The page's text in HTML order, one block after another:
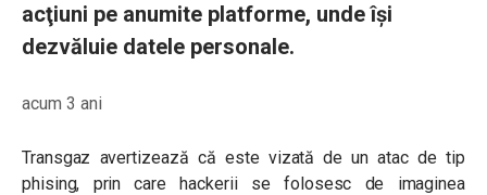
acţiuni pe anumite platforme, unde îşi
dezvăluie datele personale.
acum 3 ani
Transgaz avertizează că este vizată de un atac de tip
phising, prin care hackerii se folosesc de imaginea